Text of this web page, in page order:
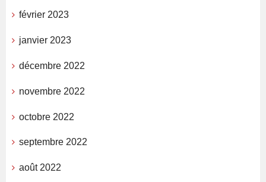
février 2023
janvier 2023
décembre 2022
novembre 2022
octobre 2022
septembre 2022
août 2022